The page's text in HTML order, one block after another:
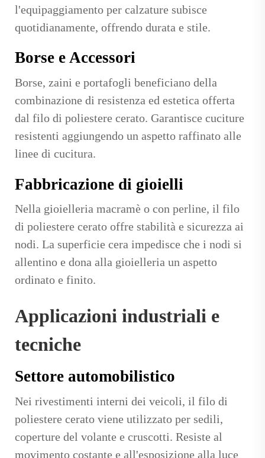
l'equipaggiamento per calzature subisce
quotidianamente, offrendo durata e stile.
Borse e Accessori
Borse, zaini e portafogli beneficiano della
combinazione di resistenza ed estetica offerta
dal filo di poliestere cerato. Garantisce cuciture
resistenti aggiungendo un aspetto raffinato alle
linee di cucitura.
Fabbricazione di gioielli
Nella gioielleria macramè o con perline, il filo
di poliestere cerato offre stabilità e sicurezza ai
nodi. La superficie cera impedisce che i nodi si
allentino e dona alla gioielleria un aspetto
ordinato e finito.
Applicazioni industriali e
tecniche
Settore automobilistico
Nei rivestimenti interni dei veicoli, il filo di
poliestere cerato viene utilizzato per sedili,
coperture del volante e cruscotti. Resiste al
movimento costante e all'esposizione alla luce